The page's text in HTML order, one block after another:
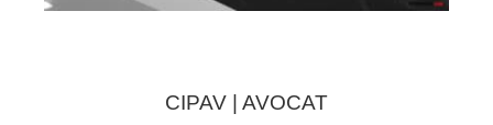
CIPAV | AVOCAT